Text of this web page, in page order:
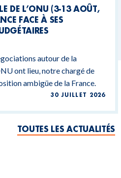
DE L’ONU (3-13 AOÛT,
FACE À SES
autour de la
ont lieu, notre chargé de
ambigüe de la France.
30 JUILLET 2026
TOUTES LES ACTUALITÉS